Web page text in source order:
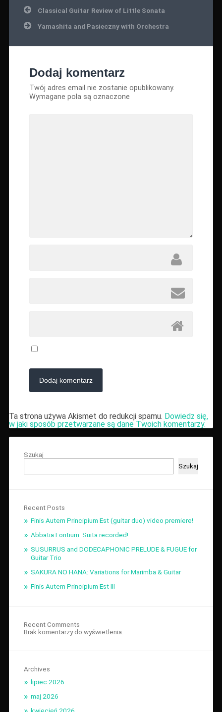
Nawigacja
wpisu
Classical Guitar Review of Little Sonata
Yamashita and Pasieczny with Orchestra
Dodaj komentarz
Twój adres email nie zostanie opublikowany.
Wymagane pola są oznaczone
Ta strona używa Akismet do redukcji spamu. Dowiedz się,
w jaki sposób przetwarzane są dane Twoich komentarzy.
Szukaj
Szukaj
Recent Posts
Finis Autem Principium Est (guitar duo) video premiere!
Abbatia Fontium: Suita recorded!
SUSURRUS and DODECAPHONIC PRELUDE & FUGUE for
Guitar Trio
SAKURA NO HANA: Variations for Marimba & Guitar
Finis Autem Principium Est III
Recent Comments
Brak komentarzy do wyświetlenia.
Archives
lipiec 2026
maj 2026
kwiecień 2026